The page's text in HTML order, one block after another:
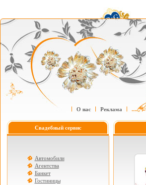
О нас Реклама ....
Свадебный сервис
Автомобили
Агентства
Банкет
Гостиницы